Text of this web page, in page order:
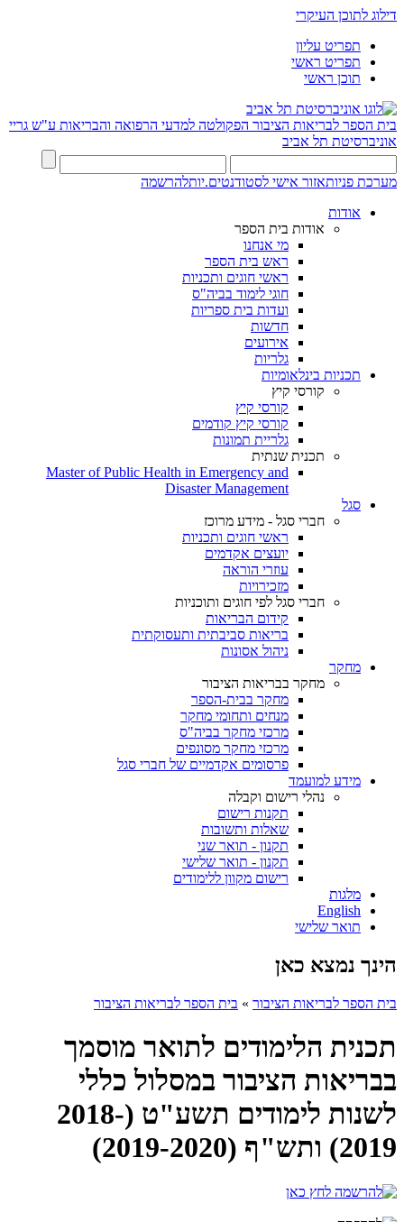
דילוג לתוכן העיקרי
תפריט עליון
תפריט ראשי
תוכן ראשי
בית הספר לבריאות הציבור הפקולטה למדעי הרפואה והבריאות ע"ש גריי
אוניברסיטת תל אביב
מערכת פניותאזור אישי לסטודנטים.יותלהרשמה
אודות
אודות בית הספר
מי אנחנו
ראש בית הספר
ראשי חוגים ותכניות
חוגי לימוד בביה"ס
ועדות בית ספריות
חדשות
אירועים
גלריות
תכניות בינלאומיות
קורסי קיץ
קורסי קיץ
קורסי קיץ קודמים
גלריית תמונות
תכנית שנתית
Master of Public Health in Emergency and
Disaster Management
סגל
חברי סגל - מידע מרוכז
ראשי חוגים ותכניות
יועצים אקדמים
עוזרי הוראה
מזכירויות
חברי סגל לפי חוגים ותוכניות
קידום הבריאות
בריאות סביבתית ותעסוקתית
ניהול אסונות
מחקר
מחקר בבריאות הציבור
מחקר בבית-הספר
מנחים ותחומי מחקר
מרכזי מחקר בביה"ס
מרכזי מחקר מסונפים
פרסומים אקדמיים של חברי סגל
מידע למועמד
נהלי רישום וקבלה
תקנות רישום
שאלות ותשובות
תקנון - תואר שני
תקנון - תואר שלישי
רישום מקוון ללימודים
מלגות
English
תואר שלישי
הינך נמצא כאן
בית הספר לבריאות הציבור » בית הספר לבריאות הציבור
תכנית הלימודים לתואר מוסמך
בבריאות הציבור במסלול כללי
לשנות לימודים תשע"ט (2018-
2019) ותש"ף (2019-2020)